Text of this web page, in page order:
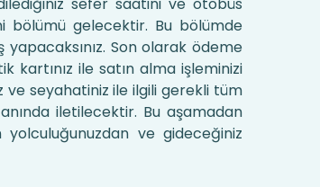
bölümü gelecektir. Bu bölümde
Son olarak ödeme
kartınız ile satın alma işleminizi
seyahatiniz ile ilgili gerekli tüm
iletilecektir. Bu aşamadan
ve gideceğiniz